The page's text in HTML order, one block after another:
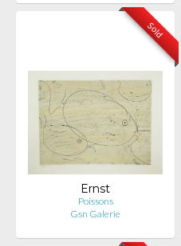
Sold
Ernst
Poissons
Gsn Galerie